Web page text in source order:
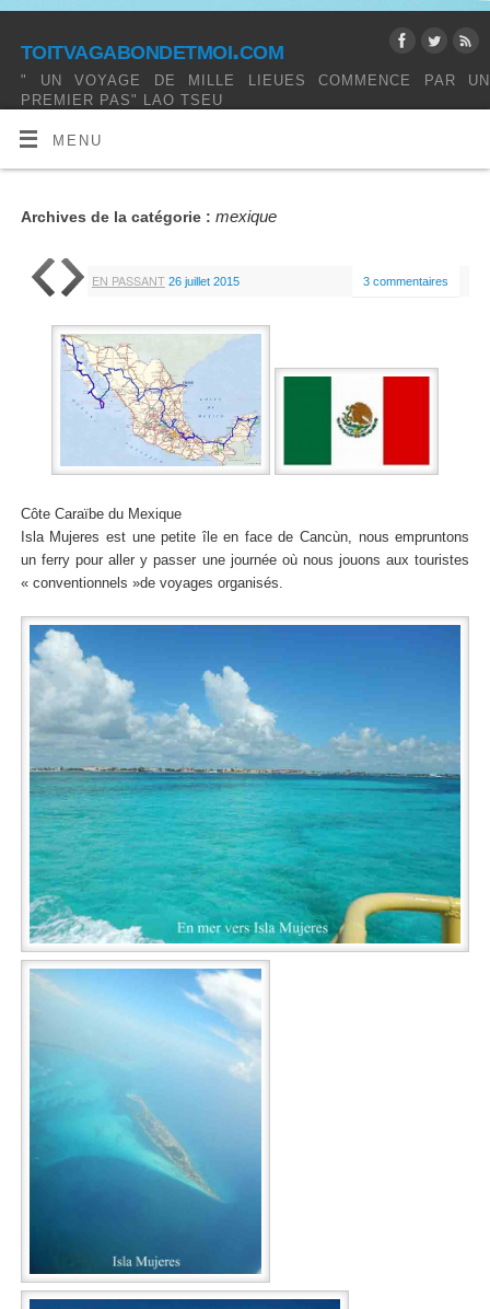
toitvagabondetmoi.com
" UN VOYAGE DE MILLE LIEUES COMMENCE PAR UN
PREMIER PAS" LAO TSEU
MENU
Archives de la catégorie : mexique
EN PASSANT 26 juillet 2015 3 commentaires
Côte Caraïbe du Mexique
Isla Mujeres est une petite île en face de Cancùn, nous empruntons
un ferry pour aller y passer une journée où nous jouons aux touristes
« conventionnels »de voyages organisés.